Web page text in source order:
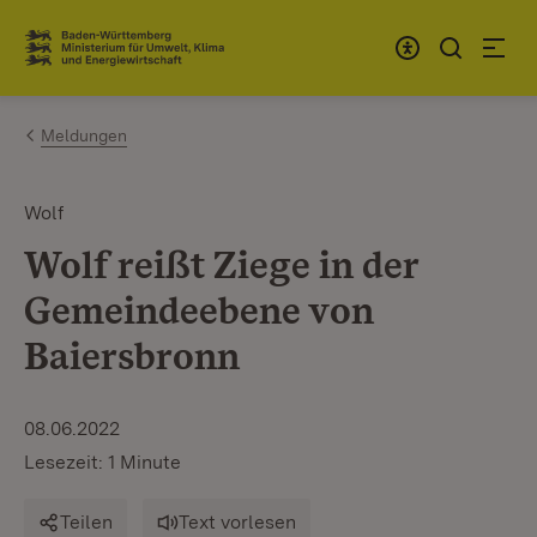
Zum Inhalt springen
Link zur Startseite
Meldungen
Wolf
Wolf reißt Ziege in der
Gemeindeebene von
Baiersbronn
08.06.2022
Lesezeit: 1 Minute
Teilen Text vorlesen